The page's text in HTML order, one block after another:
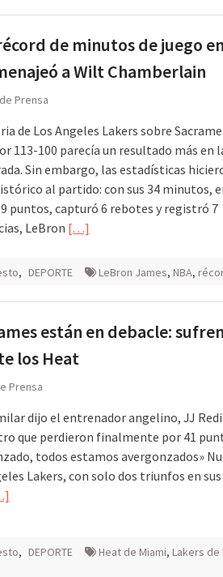
de minutos de juego
a Wilt Chamberlain
Prensa
de Los Angeles Lakers sobre
113-100 parecía un resultado más en
Sin embargo, las estadísticas
al partido: con sus 34 minutos,
puntos, capturó 6 rebotes y registró 7
LeBron […]
, DEPORTE LeBron James, NBA,
están en debacle:
los Heat
Prensa
dijo el entrenador angelino, JJ
que perdieron finalmente por 41
todos estamos avergonzados»
Lakers, con solo dos triunfos en
, DEPORTE Heat de Miami, Lakers de